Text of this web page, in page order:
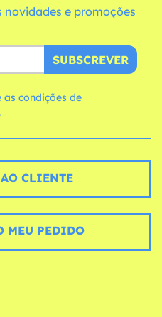
novidades e promoções
SUBSCREVER
as condições
CLIENTE
MEU PEDIDO